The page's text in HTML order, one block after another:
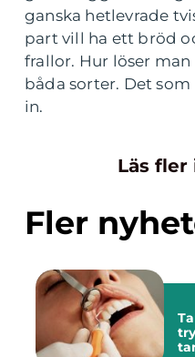
ganska hetlevrade
part vill ha ett bröd
frallor. Hur löser
båda sorter. Det
in.
Läs fler
Fler